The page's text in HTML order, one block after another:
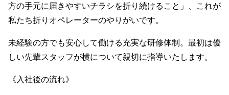
方の手元に届きやすいチラシを折り続けること」、これが
私たち折りオペレーターのやりがいです。
未経験の方でも安心して働ける充実な研修体制。最初は優
しい先輩スタッフが横について親切に指導いたします。
《入社後の流れ》